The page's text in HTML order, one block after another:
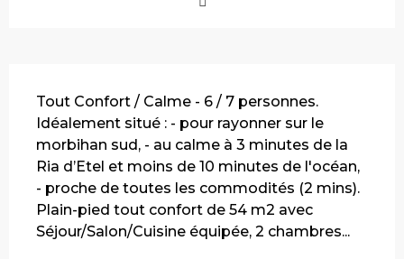
Tout Confort / Calme - 6 / 7 personnes.
Idéalement situé : - pour rayonner sur le
morbihan sud, - au calme à 3 minutes de la
Ria d’Etel et moins de 10 minutes de l'océan,
- proche de toutes les commodités (2 mins).
Plain-pied tout confort de 54 m2 avec
Séjour/Salon/Cuisine équipée, 2 chambres...